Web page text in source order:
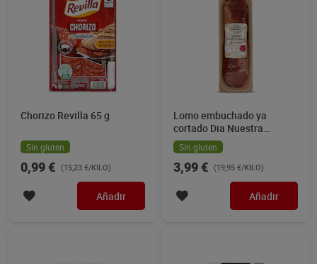
Chorizo Revilla 65 g
Sin gluten
0,99 € (15,23 €/KILO)
Añadir
Lomo embuchado ya
cortado Dia Nuestra
Alacena 200 g
Sin gluten
3,99 € (19,95 €/KILO)
Añadir